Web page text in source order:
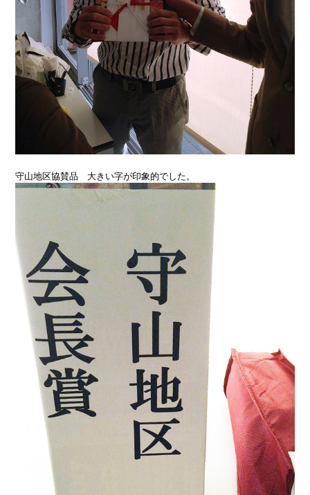
守山地区協賛品 大きい字が印象的でした。